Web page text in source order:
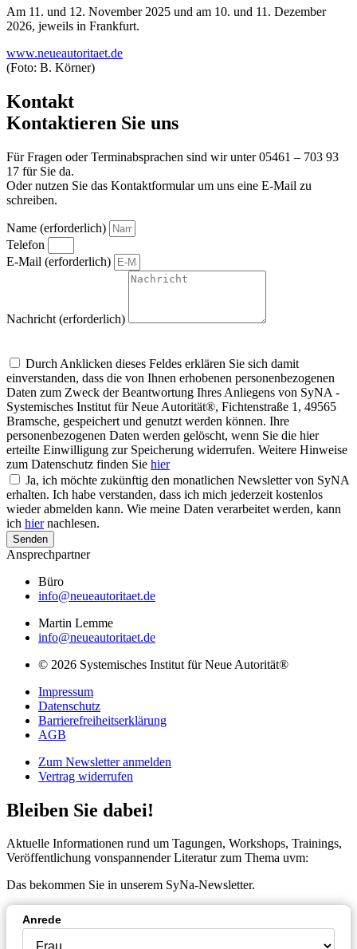
Am 11. und 12. November 2025 und am 10. und 11. Dezember
2026, jeweils in Frankfurt.
www.neueautoritaet.de
(Foto: B. Körner)
Kontakt
Kontaktieren Sie uns
Für Fragen oder Terminabsprachen sind wir unter 05461 – 703 93
17 für Sie da.
Oder nutzen Sie das Kontaktformular um uns eine E-Mail zu
schreiben.
Name (erforderlich)
Telefon
E-Mail (erforderlich)
Nachricht (erforderlich)
Durch Anklicken dieses Feldes erklären Sie sich damit
einverstanden, dass die von Ihnen erhobenen personenbezogenen
Daten zum Zweck der Beantwortung Ihres Anliegens von SyNA -
Systemisches Institut für Neue Autorität®, Fichtenstraße 1, 49565
Bramsche, gespeichert und genutzt werden können. Ihre
personenbezogenen Daten werden gelöscht, wenn Sie die hier
erteilte Einwilligung zur Speicherung widerrufen. Weitere Hinweise
zum Datenschutz finden Sie hier
Ja, ich möchte zukünftig den monatlichen Newsletter von SyNA
erhalten. Ich habe verstanden, dass ich mich jederzeit kostenlos
wieder abmelden kann. Wie meine Daten verarbeitet werden, kann
ich hiernachlesen.
Senden
Ansprechpartner
Büro
info@neueautoritaet.de
Martin Lemme
info@neueautoritaet.de
© 2026 Systemisches Institut für Neue Autorität®
Impressum
Datenschutz
Barrierefreiheitserklärung
AGB
Zum Newsletter anmelden
Vertrag widerrufen
Bleiben Sie dabei!
Aktuelle Informationen rund um Tagungen, Workshops, Trainings,
Veröffentlichung vonspannender Literatur zum Thema uvm:
Das bekommen Sie in unserem SyNa-Newsletter.
Anrede